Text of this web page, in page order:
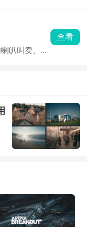
告与打卡日
豆人、切水
作操控角
300+官方
作业，并查
时监督孩子
叭叫卖、短
，软件里有
仓、水果店
查看